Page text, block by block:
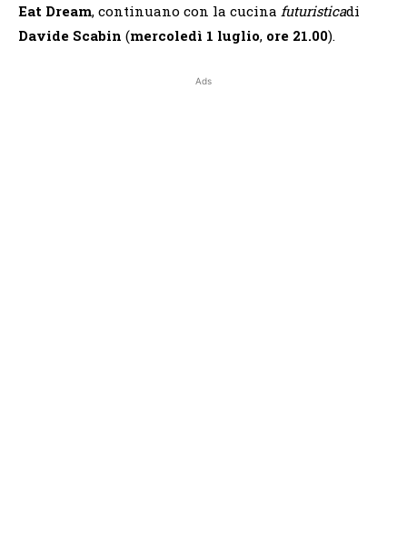
Eat Dream, continuano con la cucina futuristicadi
Davide Scabin (mercoledì 1 luglio, ore 21.00).
Ads